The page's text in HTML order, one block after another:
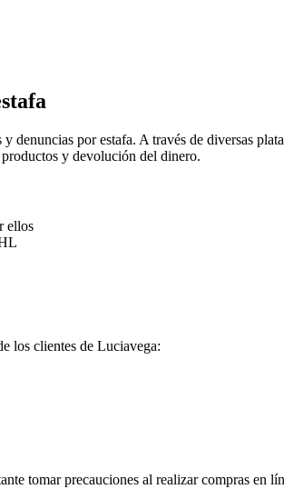
por estafa. A través de diversas
y devolución del dinero.
ellos
los clientes de Luciavega:
tomar precauciones al realizar compras en